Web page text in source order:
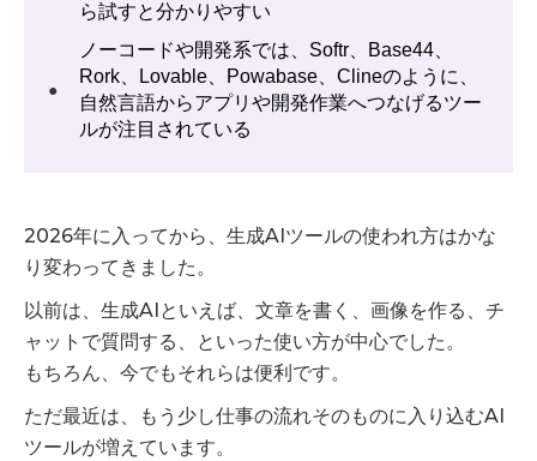
ら試すと分かりやすい
●
ノーコードや開発系では、Softr、Base44、
Rork、Lovable、Powabase、Clineのように、
自然言語からアプリや開発作業へつなげるツー
ルが注目されている
2026年に入ってから、生成AIツールの使われ方はかな
り変わってきました。
以前は、生成AIといえば、文章を書く、画像を作る、チ
ャットで質問する、といった使い方が中心でした。
もちろん、今でもそれらは便利です。
ただ最近は、もう少し仕事の流れそのものに入り込むAI
ツールが増えています。